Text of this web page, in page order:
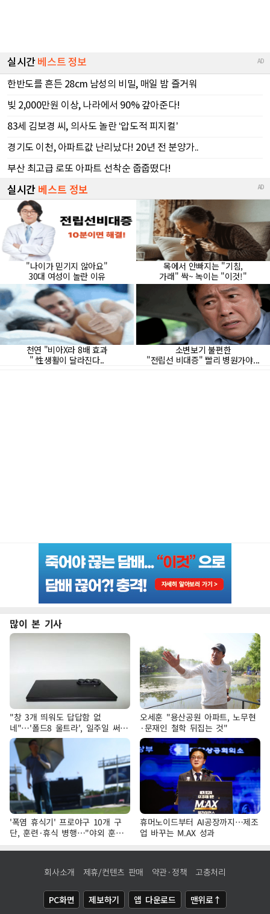
많이 본 기사
"창 3개 띄워도 답답함 없
네"…'폴드8 울트라', 일주일 써보
니
오세훈 "용산공원 아파트, 노무현
·문재인 철학 뒤집는 것"
'폭염 휴식기' 프로야구 10개 구
단, 훈련·휴식 병행…"야외 훈련
해도 안전 최우선"
휴머노이드부터 AI공장까지…제조
업 바꾸는 M.AX 성과
회사소개 제휴/컨텐츠 판매 약관·정책 고충처리
PC화면 제보하기 앱 다운로드 맨위로↑